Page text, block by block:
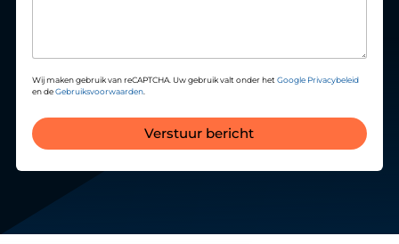
Wij maken gebruik van reCAPTCHA. Uw gebruik valt onder het Google Privacybeleid
en deGebruiksvoorwaarden.
Verstuur bericht